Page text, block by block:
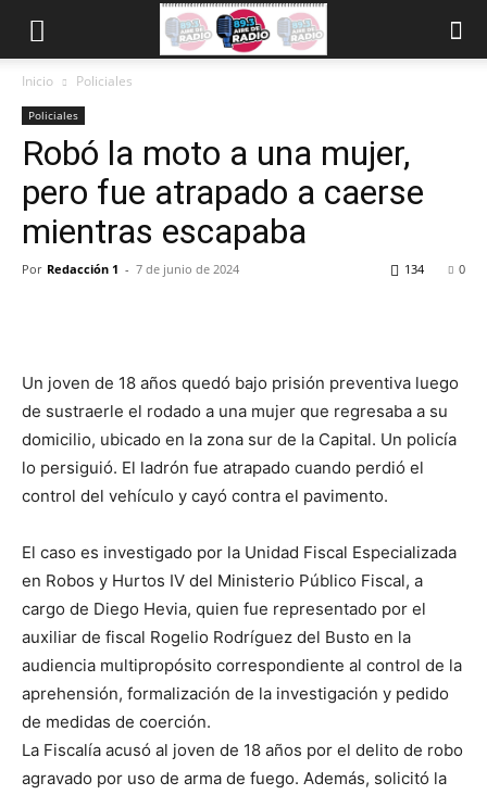
Inicio Policiales
Policiales
Robó la moto a una mujer,
pero fue atrapado a caerse
mientras escapaba
Por Redacción 1 - 7 de junio de 2024 0
134
Un joven de 18 años quedó bajo prisión preventiva luego
de sustraerle el rodado a una mujer que regresaba a su
domicilio, ubicado en la zona sur de la Capital. Un policía
lo persiguió. El ladrón fue atrapado cuando perdió el
control del vehículo y cayó contra el pavimento.
El caso es investigado por la Unidad Fiscal Especializada
en Robos y Hurtos IV del Ministerio Público Fiscal, a
cargo de Diego Hevia, quien fue representado por el
auxiliar de fiscal Rogelio Rodríguez del Busto en la
audiencia multipropósito correspondiente al control de la
aprehensión, formalización de la investigación y pedido
de medidas de coerción.
La Fiscalía acusó al joven de 18 años por el delito de robo
agravado por uso de arma de fuego. Además, solicitó la